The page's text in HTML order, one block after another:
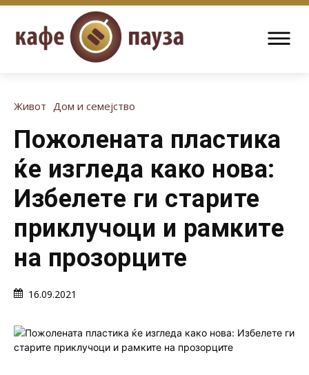
Живот Дом и семејство
Пожолената пластика
ќе изгледа како нова:
Избелете ги старите
приклучоци и рамките
на прозорците
16.09.2021